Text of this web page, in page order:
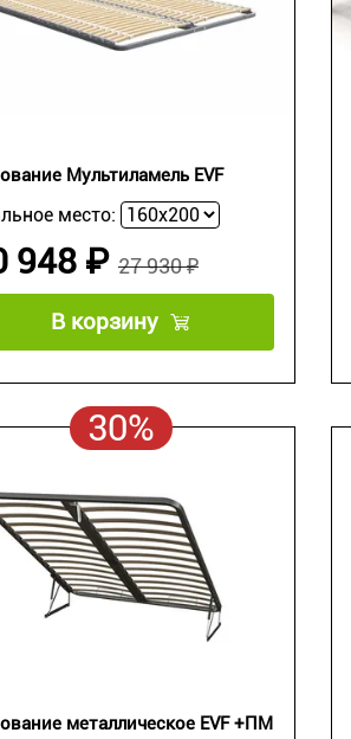
Мультиламель EVF
место:
27 930 ₽
948 ₽
В корзину
30%
металлическое EVF +ПМ